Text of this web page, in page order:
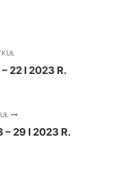
22 I 2023 R.
– 29 I 2023 R.